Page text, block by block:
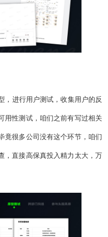
，进行用户测试，收集用户的反
用性测试，咱们之前有写过相关
竟很多公司没有这个环节，咱们
，直接高保真投入精力太大，万